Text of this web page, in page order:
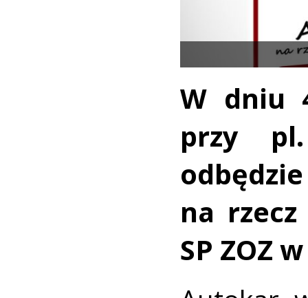
W dniu
przy
na
SP ZOZ